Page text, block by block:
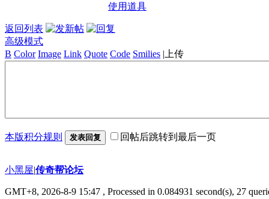
使用道具
返回列表
高级模式
B Color Image Link Quote Code Smilies | 上传
本版积分规则 发表回复 回帖后跳转到最后一页
小黑屋|传奇帮论坛
GMT+8, 2026-8-9 15:47 , Processed in 0.084931 second(s), 27